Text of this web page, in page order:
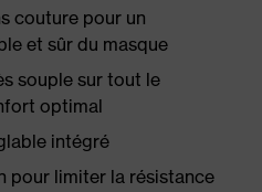
couture pour un
et sûr du masque
souple sur tout le
optimal
intégré
pour limiter la résistance